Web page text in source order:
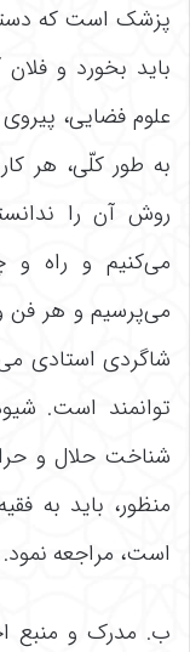
پزشک است که
باید بخورد و
علوم فضایی،
به طور کلّی، هر
روش آن را
می‌‌کنیم و راه
می‌‌پرسیم و هر فن
شاگردی استادی
توانمند است.
شناخت حلال و
منظور، باید به
است، مراجعه نمود.
ب. مدرک و منبع